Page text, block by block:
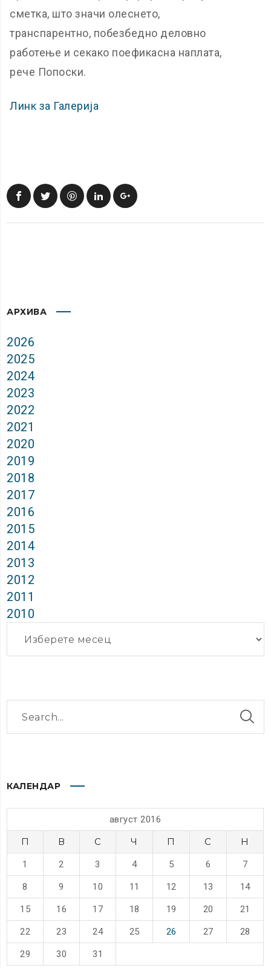
сметка, што значи олеснето,
транспарентно, побезбедно деловно
работење и секако поефикасна наплата,
рече Попоски.
Линк за Галерија
АРХИВА
2026
2025
2024
2023
2022
2021
2020
2019
2018
2017
2016
2015
2014
2013
2012
2011
2010
КАЛЕНДАР
август 2016
П В С Ч П С Н
1 2 3 4 5 6 7
8 9 10 11 12 13 14
15 16 17 18 19 20 21
22 23 24 25 26 27 28
29 30
31